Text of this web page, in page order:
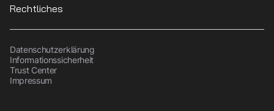
Rechtliches
Datenschutzerklärung
Informationssicherheit
Trust Center
Impressum